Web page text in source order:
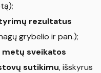
rezultatus
grybelio ir pan.);
metų sveikatos
sutikimu, išskyrus